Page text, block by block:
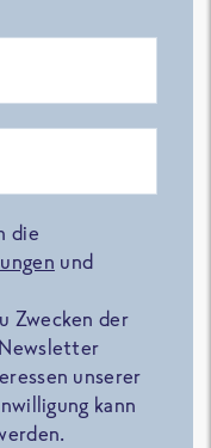
die
und
Zwecken der
unserer
kann